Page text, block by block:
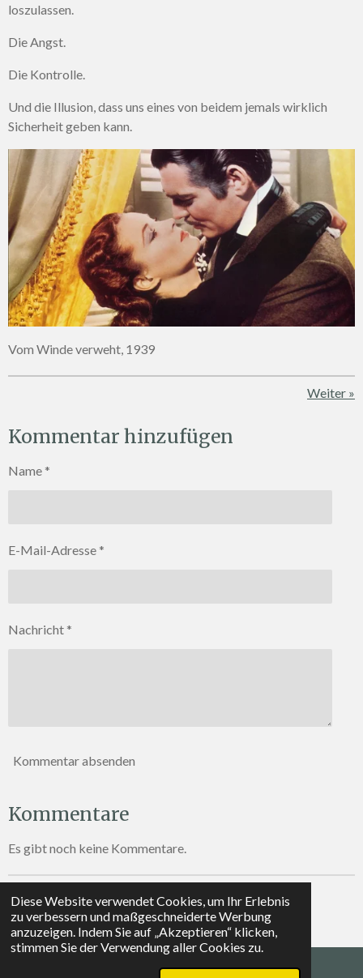
Diese Website verwendet Cookies, um Ihr Erlebnis
zu verbessern und maßgeschneiderte Werbung
anzuzeigen. Indem Sie auf „Akzeptieren“ klicken,
stimmen Sie der Verwendung aller Cookies zu.
loszulassen.
Die Angst.
Die Kontrolle.
Und die Illusion, dass uns eines von beidem jemals wirklich
Sicherheit geben kann.
Vom Winde verweht, 1939
Weiter »
Kommentar hinzufügen
Name *
E-Mail-Adresse *
Nachricht *
Kommentar absenden
Kommentare
Es gibt noch keine Kommentare.
© 2026 trauma-to-trust.com
Mit Unterstützung vonWebador